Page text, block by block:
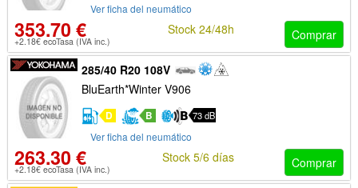
Ver ficha del neumático
353.70 €
+2.18€ ecoTasa (IVA inc.) Comprar
Stock 24/48h
285/40 R20 108V
BluEarth*Winter V906
D B 73 dB
Ver ficha del neumático
263.30 €
+2.18€ ecoTasa (IVA inc.) Comprar
Stock 5/6 días